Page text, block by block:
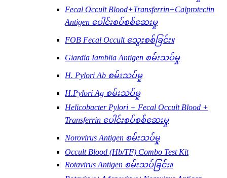
Fecal Occult Blood+Transferrin+Calprotectin
Antigen ပေါင်းစပ်စစ်ဆေးမှု
FOB Fecal Occult သွေးစစ်ခြင်း။
Giardia Iamblia Antigen စမ်းသပ်မှု
H. Pylori Ab စမ်းသပ်မှု
H.Pylori Ag စမ်းသပ်မှု
Helicobacter Pylori + Fecal Occult Blood +
Transferrin ပေါင်းစပ်စစ်ဆေးမှု
Norovirus Antigen စမ်းသပ်မှု
Occult Blood (Hb/TF) Combo Test Kit
Rotavirus Antigen စမ်းသပ်ခြင်း။